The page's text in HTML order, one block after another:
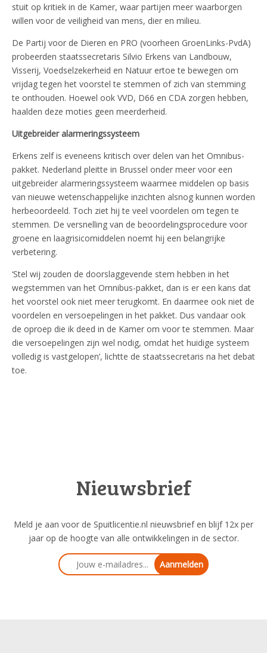
stuit op kritiek in de Kamer, waar partijen meer waarborgen
willen voor de veiligheid van mens, dier en milieu.
De Partij voor de Dieren en PRO (voorheen GroenLinks-PvdA)
probeerden staatssecretaris Silvio Erkens van Landbouw,
Visserij, Voedselzekerheid en Natuur ertoe te bewegen om
vrijdag tegen het voorstel te stemmen of zich van stemming
te onthouden. Hoewel ook VVD, D66 en CDA zorgen hebben,
haalden deze moties geen meerderheid.
Uitgebreider alarmeringssysteem
Erkens zelf is eveneens kritisch over delen van het Omnibus-
pakket. Nederland pleitte in Brussel onder meer voor een
uitgebreider alarmeringssysteem waarmee middelen op basis
van nieuwe wetenschappelijke inzichten alsnog kunnen worden
herbeoordeeld. Toch ziet hij te veel voordelen om tegen te
stemmen. De versnelling van de beoordelingsprocedure voor
groene en laagrisicomiddelen noemt hij een belangrijke
verbetering.
‘Stel wij zouden de doorslaggevende stem hebben in het
wegstemmen van het Omnibus-pakket, dan is er een kans dat
het voorstel ook niet meer terugkomt. En daarmee ook niet de
voordelen en versoepelingen in het pakket. Dus vandaar ook
de oproep die ik deed in de Kamer om voor te stemmen. Maar
die versoepelingen zijn wel nodig, omdat het huidige systeem
volledig is vastgelopen’, lichtte de staatssecretaris na het debat
toe.
Nieuwsbrief
Meld je aan voor de Spuitlicentie.nl nieuwsbrief en blijf 12x per
jaar op de hoogte van alle ontwikkelingen in de sector.
Aanmelden